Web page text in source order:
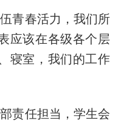
青春活力，我们所
应该在各级各个层
寝室，我们的工作
责任担当，学生会